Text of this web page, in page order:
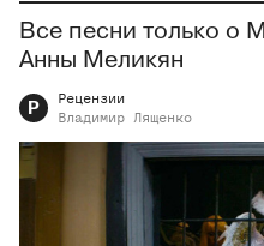
Все песни только о
Анны Меликян
Р
Рецензии
Владимир
Лященко